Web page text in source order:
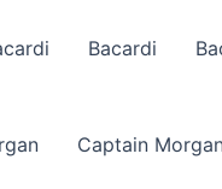
Bacardi
Captain